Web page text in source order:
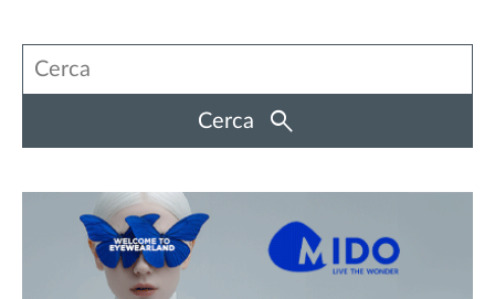
Cerca